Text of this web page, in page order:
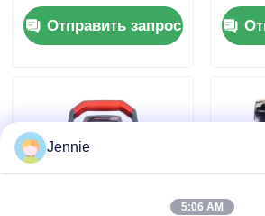
дистанционным
управлением LT20
Поддержка всех
ключей
Отправить запрос
Jennie
5:06 AM